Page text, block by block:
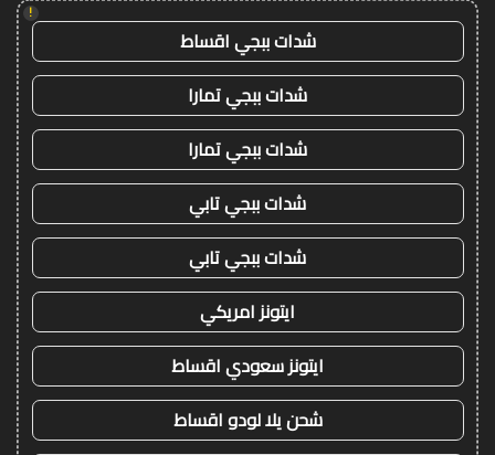
!
شدات ببجي اقساط
شدات ببجي تمارا
شدات ببجي تمارا
شدات ببجي تابي
شدات ببجي تابي
ايتونز امريكي
ايتونز سعودي اقساط
شحن يلا لودو اقساط